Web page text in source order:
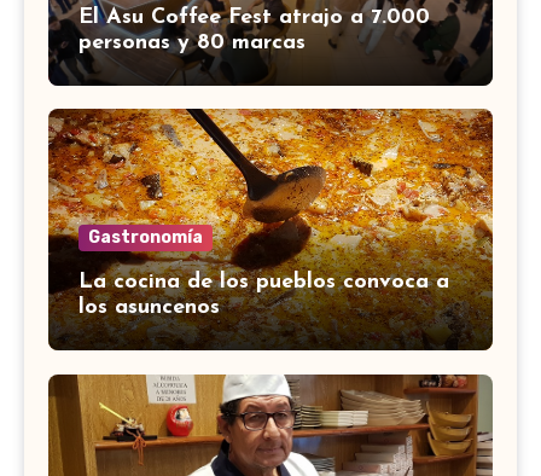
El Asu Coffee Fest atrajo a 7.000
personas y 80 marcas
Gastronomía
La cocina de los pueblos convoca a
los asuncenos